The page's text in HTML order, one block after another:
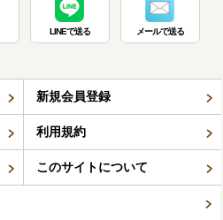
LINEで送る メールで送る
新規会員登録
利用規約
このサイトについて